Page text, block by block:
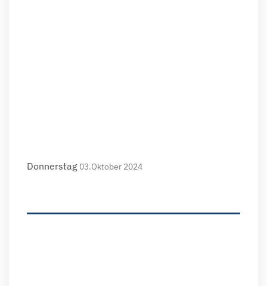
Donnerstag 03.Oktober 2024